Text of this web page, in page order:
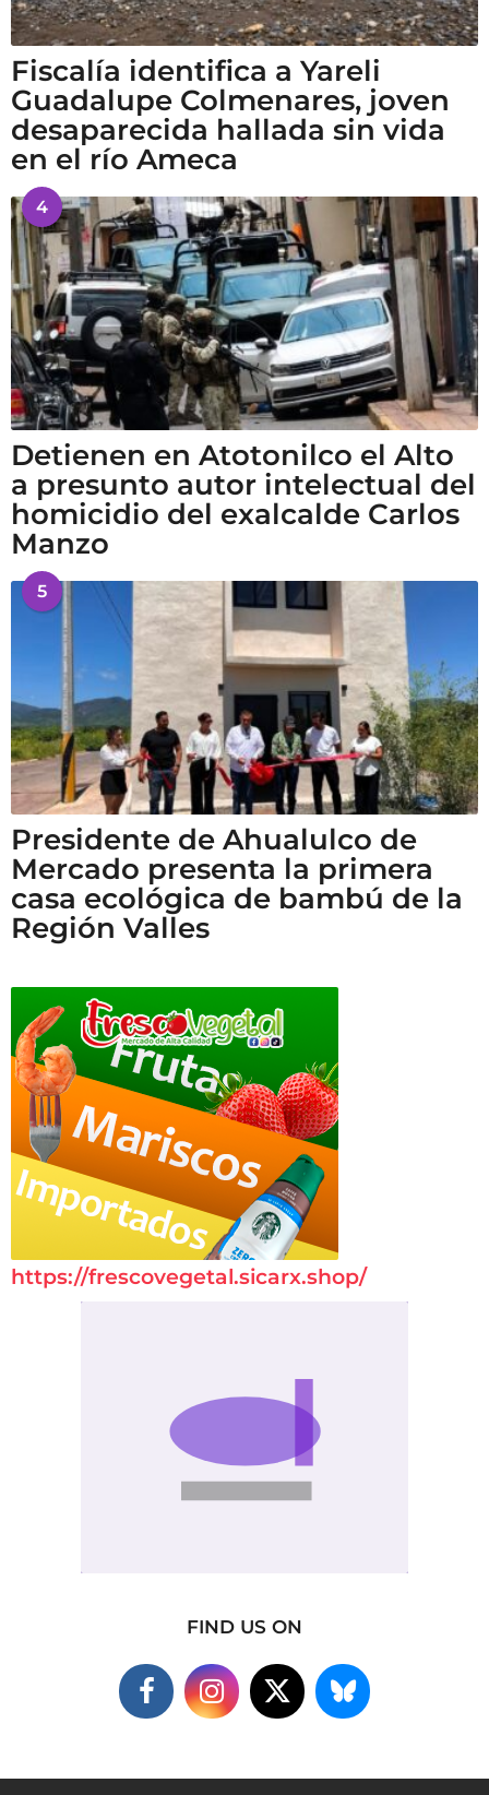
Fiscalía identifica a Yareli
Guadalupe Colmenares, joven
desaparecida hallada sin vida
en el río Ameca
4
Detienen en Atotonilco el Alto
a presunto autor intelectual del
homicidio del exalcalde Carlos
Manzo
5
Presidente de Ahualulco de
Mercado presenta la primera
casa ecológica de bambú de la
Región Valles
https://frescovegetal.sicarx.shop/
FIND US ON